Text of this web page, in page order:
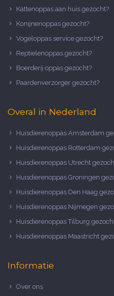
Kattenoppas aan huis gezocht?
Konijnenoppas gezocht?
Vogeloppas service gezocht?
Reptielenoppas gezocht?
Boerderij oppas gezocht?
Paardenverzorger gezocht?
Overal in Nederland
Huisdierenoppas Amsterdam
Huisdierenoppas Rotterdam
Huisdierenoppas Utrecht
Huisdierenoppas Groningen
Huisdierenoppas Den Haag
Huisdierenoppas Nijmegen
Huisdierenoppas Tilburg
Huisdierenoppas Maastricht
Informatie
Over ons